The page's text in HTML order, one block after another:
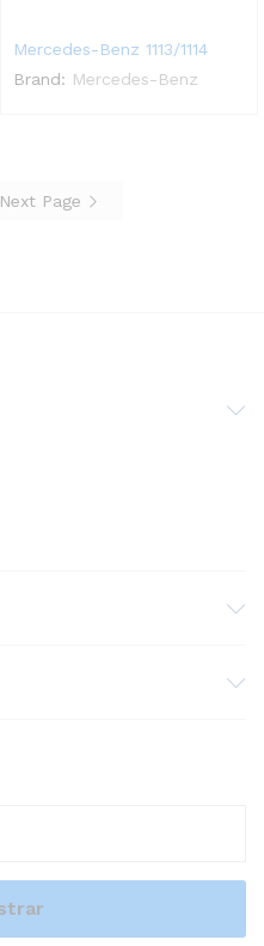
Mercedes-Benz 1113/1114
Brand: Mercedes-Benz
Next Page